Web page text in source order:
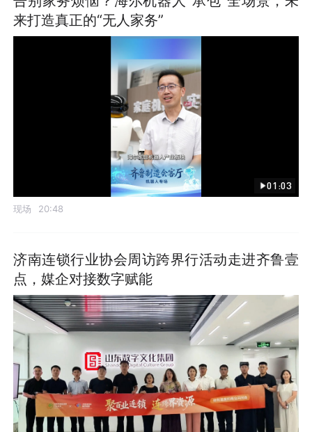
来打造真正的“无人家务”
01:03
现场 20:48
济南连锁行业协会周访跨界行活动走进齐鲁壹
点，媒企对接数字赋能